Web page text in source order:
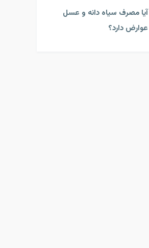
آیا مصرف سیاه دانه و عسل
عوارض دارد؟